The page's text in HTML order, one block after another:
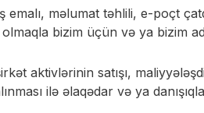
məlumat təhlili, e-poçt
bizim üçün və ya bizim
aktivlərinin satışı,
ilə əlaqədar və ya